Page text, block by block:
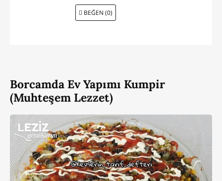
BEĞEN (0)
Borcamda Ev Yapımı Kumpir
(Muhteşem Lezzet)